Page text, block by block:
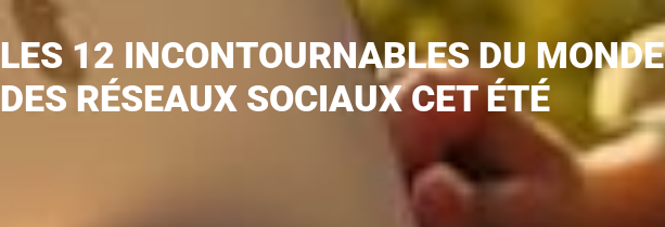
LES 12 INCONTOURNABLES DU MONDE
DES RÉSEAUX SOCIAUX CET ÉTÉ